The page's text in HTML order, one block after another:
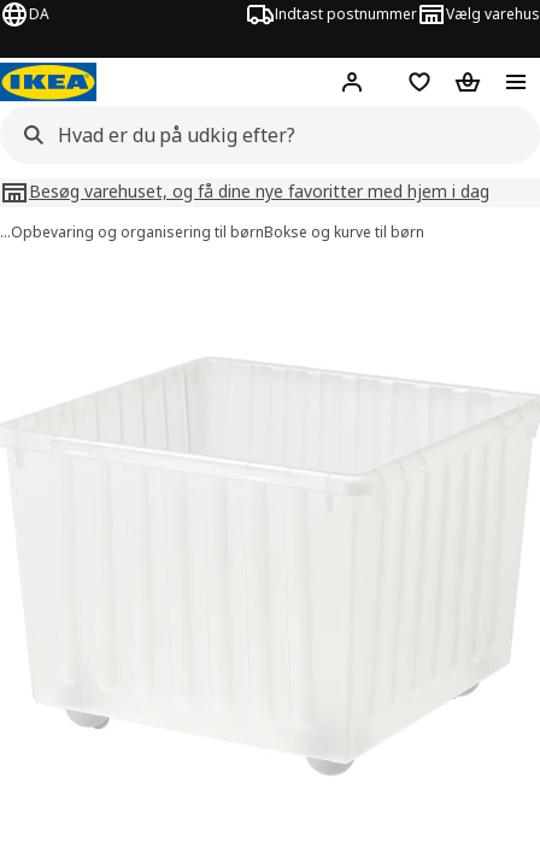
DA Indtast postnummer Vælg varehus
Hej! Log ind her
Huskeliste
Kurv
Besøg varehuset, og få dine nye favoritter med hjem i dag
…Opbevaring og organisering til børnBokse og kurve til børn